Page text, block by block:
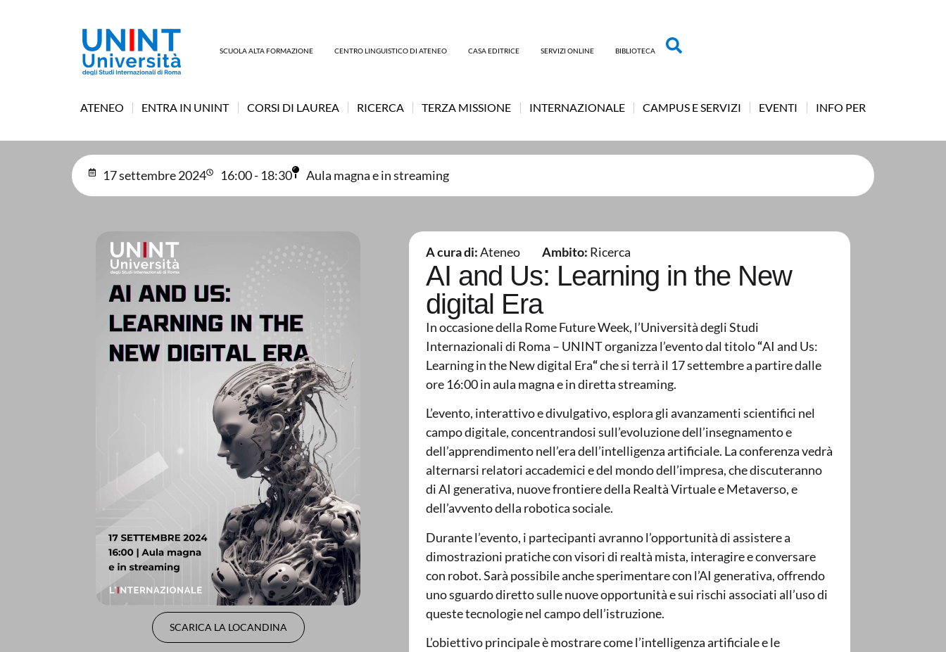
SCUOLA ALTA FORMAZIONE CENTRO LINGUISTICO DI ATENEO CASA EDITRICE SERVIZI ONLINE BIBLIOTECA
ATENEO ENTRA IN UNINT CORSI DI LAUREA RICERCA TERZA MISSIONE INTERNAZIONALE CAMPUS E SERVIZI EVENTI INFO PER
17 settembre 2024 16:00 - 18:30 Aula magna e in streaming
SCARICA LA LOCANDINA
A cura di:Ateneo Ambito: Ricerca
AI and Us: Learning in the New
digital Era
In occasione della Rome Future Week, l’Università degli Studi
Internazionali di Roma – UNINT organizza l’evento dal titolo“AI and Us:
Learning in the New digital Era“che si terrà il 17 settembre a partire dalle
ore 16:00 in aula magna e in diretta streaming.
L’evento, interattivo e divulgativo, esplora gli avanzamenti scientifici nel
campo digitale, concentrandosi sull’evoluzione dell’insegnamento e
dell’apprendimento nell’era dell’intelligenza artificiale. La conferenza vedrà
alternarsi relatori accademici e del mondo dell’impresa, che discuteranno
di AI generativa, nuove frontiere della Realtà Virtuale e Metaverso, e
dell’avvento della robotica sociale.
Durante l’evento, i partecipanti avranno l’opportunità di assistere a
dimostrazioni pratiche con visori di realtà mista, interagire e conversare
con robot. Sarà possibile anche sperimentare con l’AI generativa, offrendo
uno sguardo diretto sulle nuove opportunità e sui rischi associati all’uso di
queste tecnologie nel campo dell’istruzione.
L’obiettivo principale è mostrare come l’intelligenza artificiale e le